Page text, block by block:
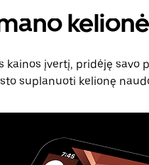
kainos įvertį, pridėję savo
suplanuoti kelionę